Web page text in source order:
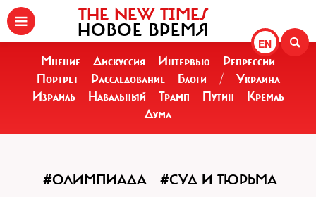
EN
THE NEW TIMES
НОВОЕ ВРЕМЯ
Мнение Дискуссия Интервью
Репрессии
Портрет
Расследование Блоги /
Украина
Израиль
Навальный Трамп Путин
Кремль
Дума
#ОЛИМПИАДА #СУД И ТЮРЬМА